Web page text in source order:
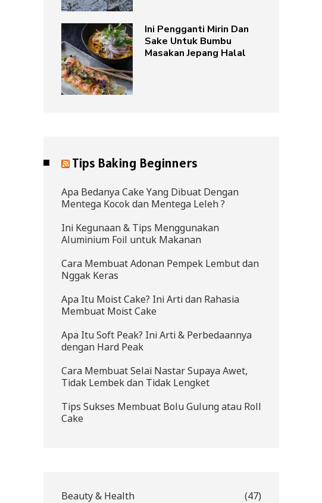
Ini Pengganti Mirin Dan
Sake Untuk Bumbu
Masakan Jepang Halal
Tips Baking Beginners
Apa Bedanya Cake Yang Dibuat Dengan
Mentega Kocok dan Mentega Leleh ?
Ini Kegunaan & Tips Menggunakan
Aluminium Foil untuk Makanan
Cara Membuat Adonan Pempek Lembut dan
Nggak Keras
Apa Itu Moist Cake? Ini Arti dan Rahasia
Membuat Moist Cake
Apa Itu Soft Peak? Ini Arti & Perbedaannya
dengan Hard Peak
Cara Membuat Selai Nastar Supaya Awet,
Tidak Lembek dan Tidak Lengket
Tips Sukses Membuat Bolu Gulung atau Roll
Cake
Beauty & Health
(47)